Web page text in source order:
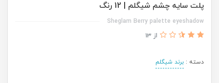
پلت سایه چشم شیگلم | 12 رنگ
Sheglam Berry palette eyeshadow
از 13
دسته : برند شیگلم